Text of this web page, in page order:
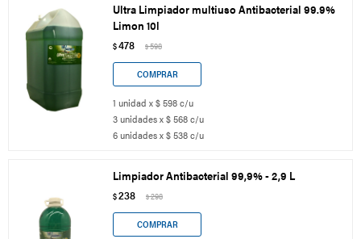
Ultra Limpiador multiuso Antibacterial 99.9%
Limon 10l
$478 $598
1 unidad x $ 598 c/u
3 unidades x $ 568 c/u
6 unidades x $ 538 c/u
Limpiador Antibacterial 99,9% - 2,9 L
$238 $298